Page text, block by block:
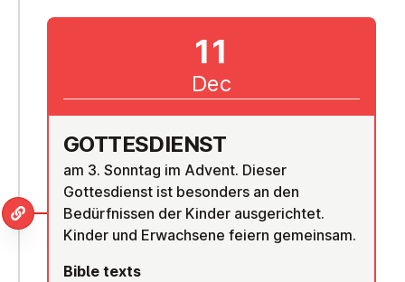
GOTTES­DI­ENST
am 3. Sonntag im Advent. Dieser
Gottesdienst ist besonders an den
Bedürfnissen der Kinder ausgerichtet.
Kinder und Erwachsene feiern gemeinsam.
Bible texts
11
Dec